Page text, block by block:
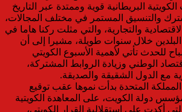
الكويتية البريطانية قوية وممتدة عبر التاريخ
والتنسيق المستمر في مختلف المجالات،
والتجارية، والتي مثلت ركنا هاما في
خلال سنوات طويلة، مشيرا إلى أن
للحدث تأتي لأهمية الأسبوع الكويتي
الوطني وزيادة الروابط المشتركة،
مع الدول الشقيقة والصديقة.
المملكة المتحدة بدأت نموها عقب توقيع
دولة الكويت، على المعاهدة الكويتية
في 1899 والتي أكدت على استقلالية القرار الكويتي،